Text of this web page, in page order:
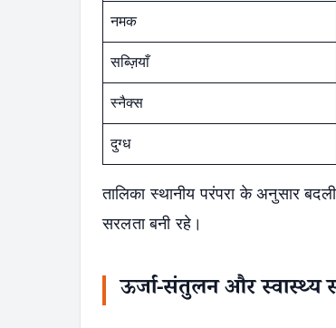
नमक
सब्ज़ियाँ
स्नैक्स
दुग्ध
तालिका स्थानीय परंपरा के अनुसार
सरलता बनी रहे।
ऊर्जा-संतुलन और स्वास्थ्य